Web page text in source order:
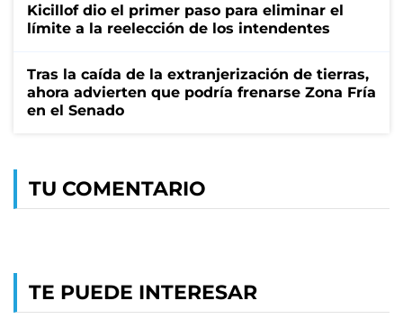
Kicillof dio el primer paso para eliminar el
límite a la reelección de los intendentes
Tras la caída de la extranjerización de tierras,
ahora advierten que podría frenarse Zona Fría
en el Senado
TU COMENTARIO
TE PUEDE INTERESAR